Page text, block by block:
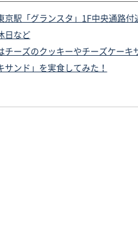
京駅「グランスタ」1F中央通路付
日など
チーズのクッキーやチーズケーキ
サンド」を実食してみた！